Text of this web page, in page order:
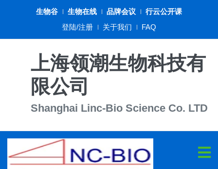
生物谷 生物在线 品牌会议
行云公开课
登陆/注册
关于我们 FAQ
上海领潮生物科技有
限公司
Shanghai Linc-Bio Science Co. LTD